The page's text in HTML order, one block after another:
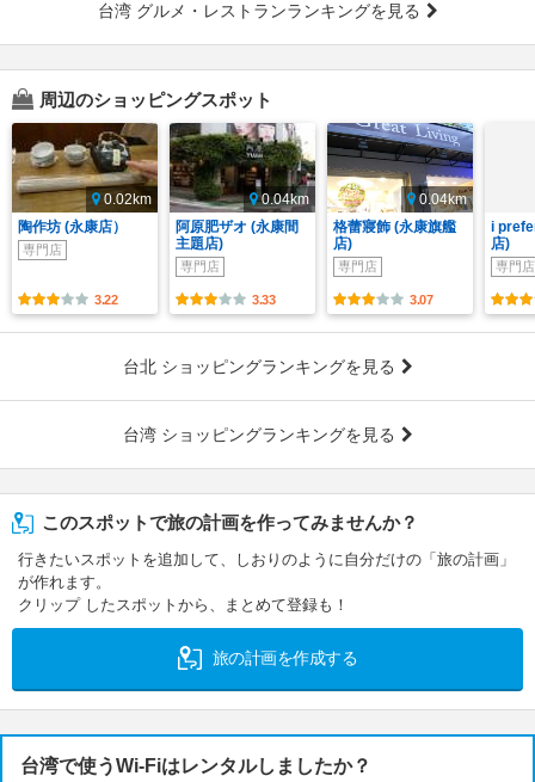
台湾 グルメ・レストランランキングを見る
周辺のショッピングスポット
0.02km
陶作坊 (永康店）
専門店
3.22
0.04km
阿原肥ザオ (永康間
主題店)
専門店
3.33
0.04km
格蕾寢飾 (永康旗艦
店)
専門店
3.07
i
店)
専門店
台北 ショッピングランキングを見る
台湾 ショッピングランキングを見る
このスポットで旅の計画を作ってみませんか？
行きたいスポットを追加して、しおりのように自分だけの「旅の計画」
が作れます。
クリップ したスポットから、まとめて登録も！
旅の計画を作成する
台湾で使うWi-Fiはレンタルしましたか？